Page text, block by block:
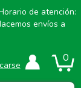
de atención:
envíos a
0